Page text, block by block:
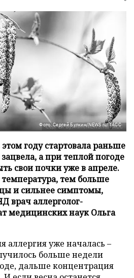
Фото: Сергей Булкин/NEWS.ru/TACC
году стартовала раньше
а при теплой погоде
свои почки уже в апреле.
тем больше
и сильнее симптомы,
врач аллерголог-
медицинских наук Ольга
аллергия уже началась –
больше недели
дальше концентрация